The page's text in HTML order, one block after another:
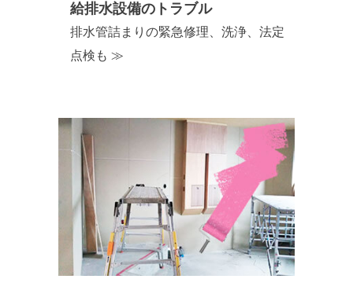
給排水設備のトラブル
排水管詰まりの緊急修理、洗浄、法定
点検も ≫